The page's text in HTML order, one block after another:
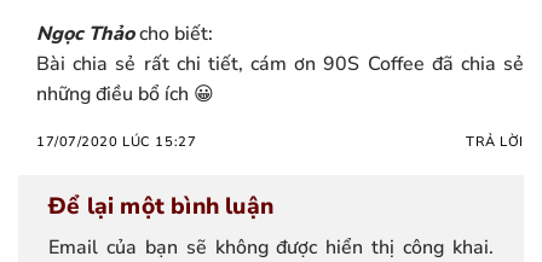
Ngọc Thảocho biết:
Bài chia sẻ rất chi tiết, cám ơn 90S Coffee đã chia sẻ
những điều bổ ích 😀
17/07/2020 LÚC 15:27 TRẢ LỜI
Để lại một bình luận
Email của bạn sẽ không được hiển thị công khai.